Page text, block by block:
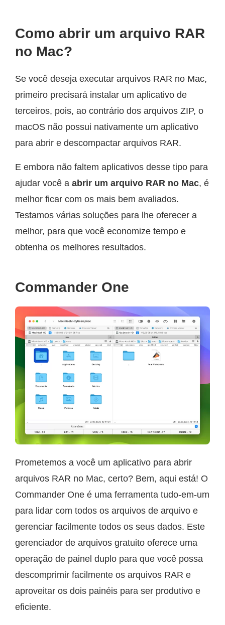
Como abrir um arquivo RAR
no Mac?
Se você deseja executar arquivos RAR no Mac,
primeiro precisará instalar um aplicativo de
terceiros, pois, ao contrário dos arquivos ZIP, o
macOS não possui nativamente um aplicativo
para abrir e descompactar arquivos RAR.
E embora não faltem aplicativos desse tipo para
ajudar você a abrir um arquivo RAR no Mac, é
melhor ficar com os mais bem avaliados.
Testamos várias soluções para lhe oferecer a
melhor, para que você economize tempo e
obtenha os melhores resultados.
Commander One
Prometemos a você um aplicativo para abrir
arquivos RAR no Mac, certo? Bem, aqui está! O
Commander One é uma ferramenta tudo-em-um
para lidar com todos os arquivos de arquivo e
gerenciar facilmente todos os seus dados. Este
gerenciador de arquivos gratuito oferece uma
operação de painel duplo para que você possa
descomprimir facilmente os arquivos RAR e
aproveitar os dois painéis para ser produtivo e
eficiente.